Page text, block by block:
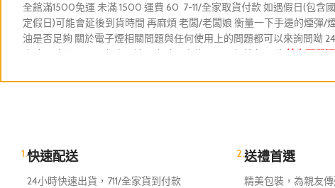
全館滿1500免運 未滿 1500 運費 60 7-11/全家取貨付款 如遇假日(包含國
定假日)可能會延後到貨時間 再麻煩 老闆/老闆娘 衡量一下手邊的煙彈/
油是否足夠 關於電子煙相關問題與任何使用上的問題都可以來詢問呦 24
小時即時回覆 下單包裹配達門市時間大約 4-6天 拒接急單呦 首次下單添
1.快速配送
24小時快速出貨，711/全家貨到付款
2.送禮首選
精美包裝，為親友